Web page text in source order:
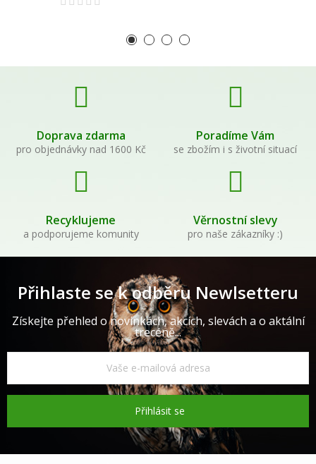
Doprava zdarma
pro objednávky nad 1600 Kč
Poradíme Vám
se zbožím i s životní situací
Recyklujeme
a podporujeme komunity
Věrnostní slevy
pro naše zákazníky :)
Přihlaste se k odběru Newlsetteru
Získejte přehled o novinkách, akcích, slevách a o aktální
trecéně...
Přihlásit se